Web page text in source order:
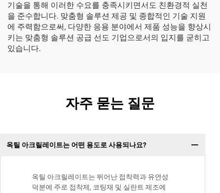
기술을 통해 이러한 수요를 충족시키면서도 친환경적 실천
을 준수합니다. 맞춤형 솔루션 제공 및 종합적인 기술 지원
에 주력함으로써, 다양한 응용 분야에서 제품 성능을 향상시
키는 맞춤형 솔루션 공급 선도 기업으로서의 입지를 굳히고
있습니다.
자주 묻는 질문
옥틸 아크릴레이트는 어떤 용도로 사용되나요?
옥틸 아크릴레이트는 뛰어난 접착력과 유연성
덕분에 주로 접착제, 코팅재 및 실란트 제조에